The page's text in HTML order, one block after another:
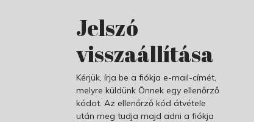
Jelszó
visszaállítása
Kérjük, írja be a fiókja e-mail-címét,
melyre küldünk Önnek egy ellenőrző
kódot. Az ellenőrző kód átvétele
után meg tudja majd adni a fiókja